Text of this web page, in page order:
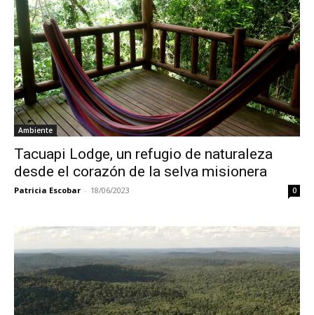
Ambiente
Tacuapi Lodge, un refugio de naturaleza
desde el corazón de la selva misionera
Patricia Escobar - 18/06/2023 0